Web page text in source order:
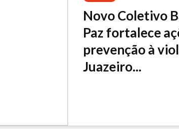
Novo Coletivo
Paz fortalece
prevenção à
Juazeiro...